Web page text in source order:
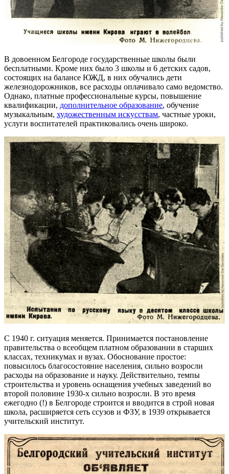
В довоенном Белгороде государственные школы были
бесплатными. Кроме них было 3 школы и 6 детских садов,
состоящих на балансе ЮЖД, в них обучались дети
железнодорожников, все расходы оплачивало само ведомство.
Однако, платные профессиональные курсы, повышение
квалификации, дополнительное образование, обучение
музыкальным, художественным искусствам, частные уроки,
услуги воспитателей практиковались очень широко.
С 1940 г. ситуация меняется. Принимается постановление
правительства о всеобщем платном образовании в старших
классах, техникумах и вузах. Обоснование простое:
повысилось благосостояние населения, сильно возросли
расходы на образование и науку. Действительно, темпы
строительства и уровень оснащения учебных заведений во
второй половине 1930-х сильно возросли. В это время
ежегодно (!) в Белгороде строится и вводится в строй новая
школа, расширяется сеть ссузов и ФЗУ, в 1939 открывается
учительский институт.